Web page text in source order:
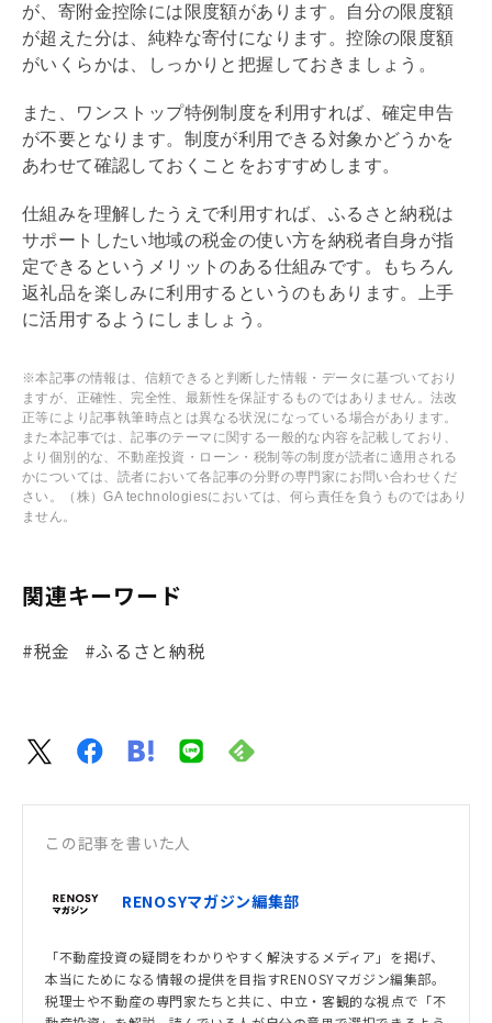
が、寄附金控除には限度額があります。自分の限度額
が超えた分は、純粋な寄付になります。控除の限度額
がいくらかは、しっかりと把握しておきましょう。
また、ワンストップ特例制度を利用すれば、確定申告
が不要となります。制度が利用できる対象かどうかを
あわせて確認しておくことをおすすめします。
仕組みを理解したうえで利用すれば、ふるさと納税は
サポートしたい地域の税金の使い方を納税者自身が指
定できるというメリットのある仕組みです。もちろん
返礼品を楽しみに利用するというのもあります。上手
に活用するようにしましょう。
※本記事の情報は、信頼できると判断した情報・データに基づいており
ますが、正確性、完全性、最新性を保証するものではありません。法改
正等により記事執筆時点とは異なる状況になっている場合があります。
また本記事では、記事のテーマに関する一般的な内容を記載しており、
より個別的な、不動産投資・ローン・税制等の制度が読者に適用される
かについては、読者において各記事の分野の専門家にお問い合わせくだ
さい。（株）GA technologiesにおいては、何ら責任を負うものではあり
ません。
関連キーワード
#税金 #ふるさと納税
この記事を書いた人
RENOSYマガジン編集部
「不動産投資の疑問をわかりやすく解決するメディア」を掲げ、
本当にためになる情報の提供を目指すRENOSYマガジン編集部。
税理士や不動産の専門家たちと共に、中立・客観的な視点で「不